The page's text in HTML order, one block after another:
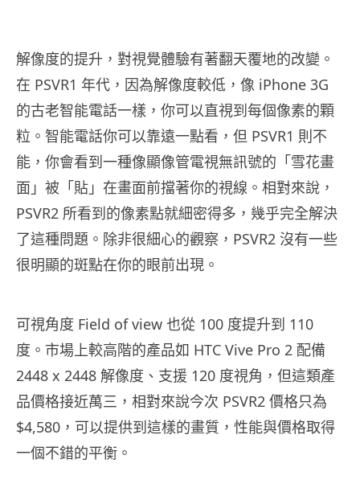
解像度的提升，對視覺體驗有著翻天覆地的改變。
在 PSVR1 年代，因為解像度較低，像 iPhone 3G
的古老智能電話一樣，你可以直視到每個像素的顆
粒。智能電話你可以靠遠一點看，但 PSVR1 則不
能，你會看到一種像顯像管電視無訊號的「雪花畫
面」被「貼」在畫面前擋著你的視線。相對來說，
PSVR2 所看到的像素點就細密得多，幾乎完全解決
了這種問題。除非很細心的觀察，PSVR2 沒有一些
很明顯的斑點在你的眼前出現。
可視角度 Field of view 也從 100 度提升到 110
度。市場上較高階的產品如 HTC Vive Pro 2 配備
2448 x 2448 解像度、支援 120 度視角，但這類產
品價格接近萬三，相對來說今次 PSVR2 價格只為
$4,580，可以提供到這樣的畫質，性能與價格取得
一個不錯的平衡。